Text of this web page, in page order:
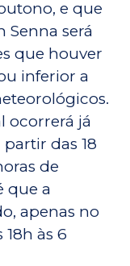
e que
Senna será
que houver
inferior a
ocorrerá já
das 18
de
que a
apenas no
às 6